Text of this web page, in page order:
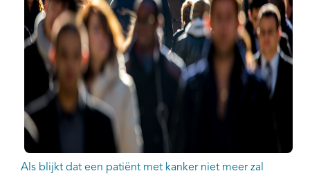
Trials
Webshop
EN
Als blijkt dat een patiënt met kanker niet meer zal